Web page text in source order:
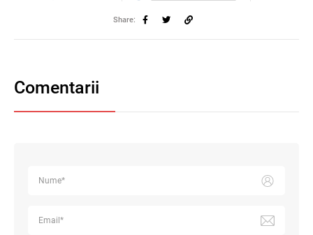
Share:
Comentarii